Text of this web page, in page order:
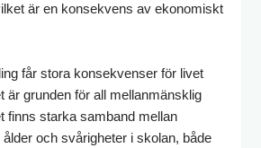
är en konsekvens av ekonomiskt
får stora konsekvenser för livet
är grunden för all mellanmänsklig
finns starka samband mellan
och svårigheter i skolan, både